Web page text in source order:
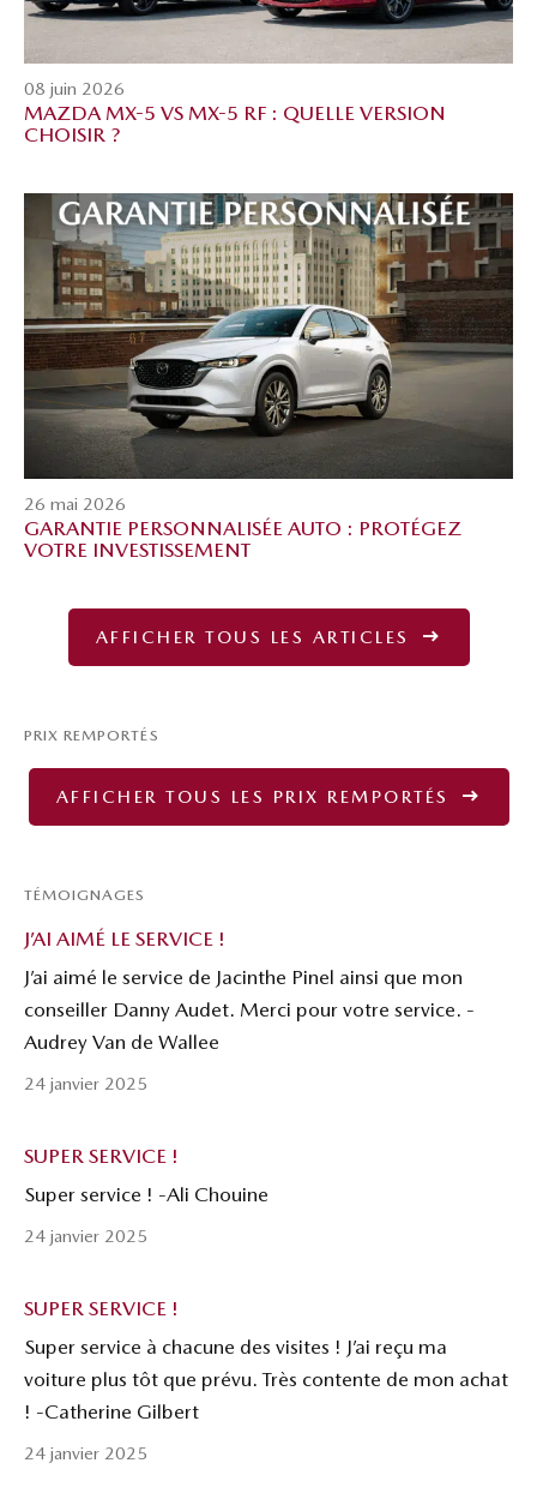
08 juin 2026
MAZDA MX-5 VS MX-5 RF : QUELLE VERSION
CHOISIR ?
26 mai 2026
GARANTIE PERSONNALISÉE AUTO : PROTÉGEZ
VOTRE INVESTISSEMENT
AFFICHER TOUS LES ARTICLES
PRIX REMPORTÉS
AFFICHER TOUS LES PRIX REMPORTÉS
TÉMOIGNAGES
J’AI AIMÉ LE SERVICE !
J’ai aimé le service de Jacinthe Pinel ainsi que mon
conseiller Danny Audet. Merci pour votre service. -
Audrey Van de Wallee
24 janvier 2025
SUPER SERVICE !
Super service ! -Ali Chouine
24 janvier 2025
SUPER SERVICE !
Super service à chacune des visites ! J’ai reçu ma
voiture plus tôt que prévu. Très contente de mon achat
! -Catherine Gilbert
24 janvier 2025